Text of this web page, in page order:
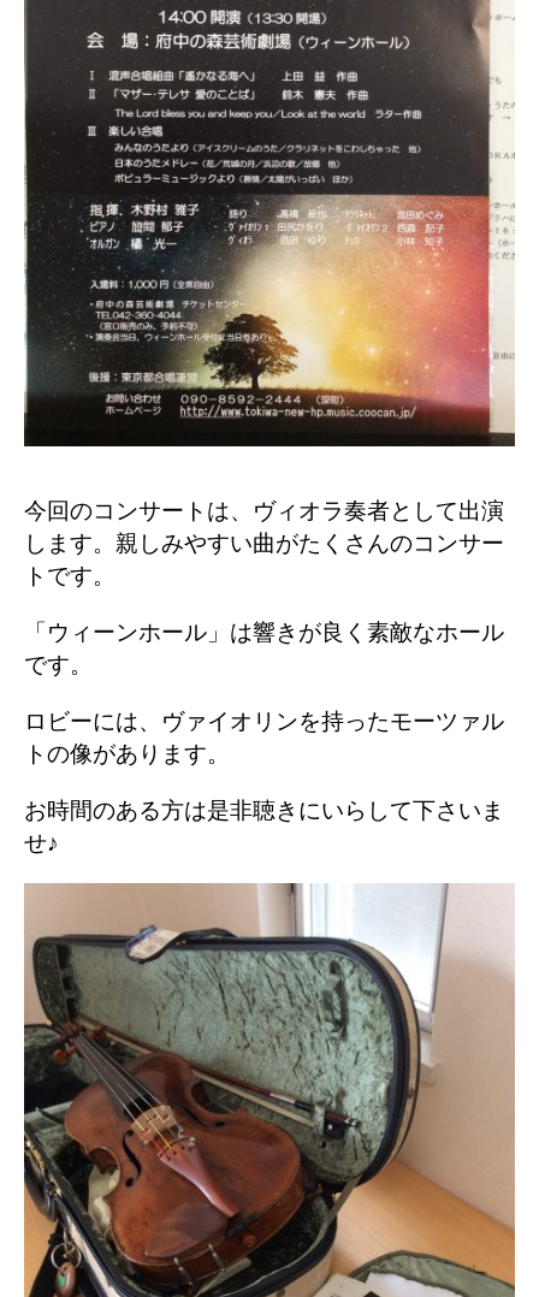
今回のコンサートは、ヴィオラ奏者として出演
します。親しみやすい曲がたくさんのコンサー
トです。
「ウィーンホール」は響きが良く素敵なホール
です。
ロビーには、ヴァイオリンを持ったモーツァル
トの像があります。
お時間のある方は是非聴きにいらして下さいま
せ♪